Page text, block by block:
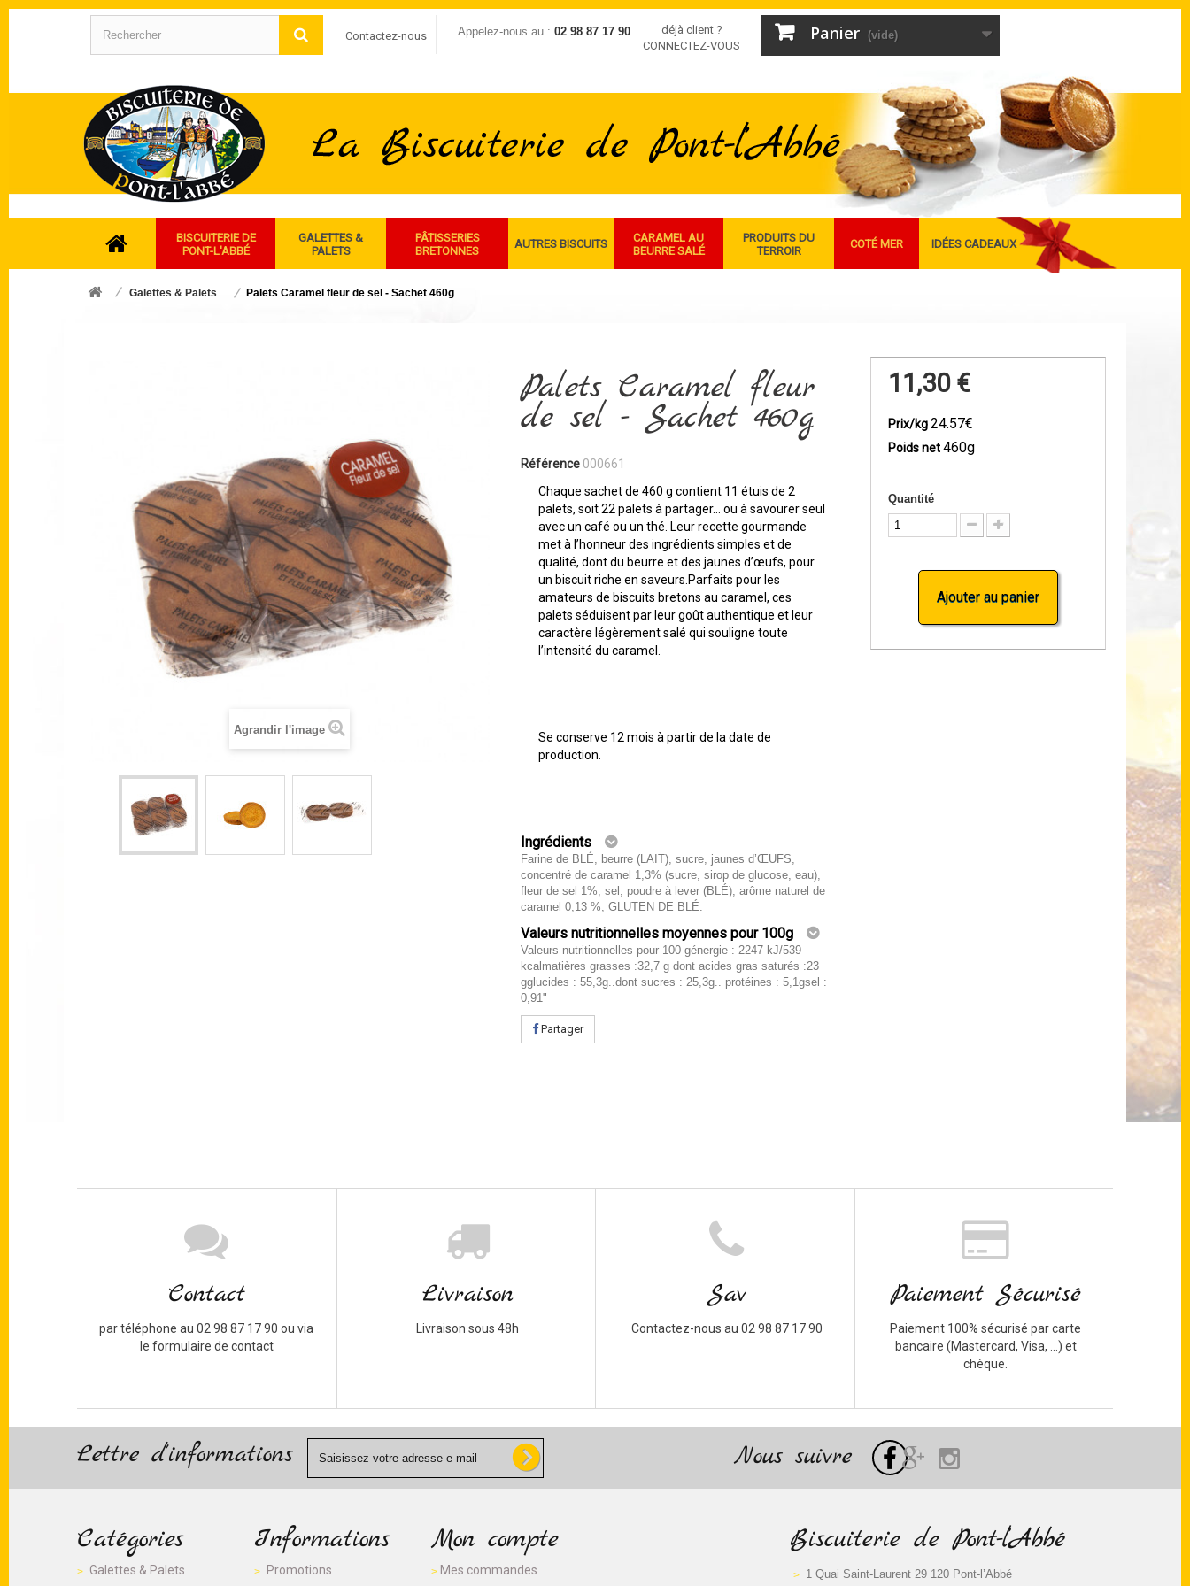
Contactez-nous Appelez-nous au : 02 98 87 17 90
déjà client ?
CONNECTEZ-VOUS
Panier (vide)
BISCUITERIE DE
PONT-L'ABBÉ
GALETTES &
PALETS
PÂTISSERIES
BRETONNES
AUTRES BISCUITS
CARAMEL AU
BEURRE SALÉ
PRODUITS DU
TERROIR
COTÉ MER IDÉES CADEAUX
Galettes & Palets Palets Caramel fleur de sel - Sachet 460g
Agrandir l'image
Palets Caramel fleur
de sel - Sachet 460g
Référence 000661
Chaque sachet de 460 g contient 11 étuis de 2
palets, soit 22 palets à partager… ou à savourer seul
avec un café ou un thé. Leur recette gourmande
met à l’honneur des ingrédients simples et de
qualité, dont du beurre et des jaunes d’œufs, pour
un biscuit riche en saveurs.Parfaits pour les
amateurs de biscuits bretons au caramel, ces
palets séduisent par leur goût authentique et leur
caractère légèrement salé qui souligne toute
l’intensité du caramel.
Se conserve 12 mois à partir de la date de
production.
Ingrédients
Farine de BLÉ, beurre (LAIT), sucre, jaunes d’ŒUFS,
concentré de caramel 1,3% (sucre, sirop de glucose, eau),
fleur de sel 1%, sel, poudre à lever (BLÉ), arôme naturel de
caramel 0,13 %, GLUTEN DE BLÉ.
Valeurs nutritionnelles moyennes pour 100g
Valeurs nutritionnelles pour 100 génergie : 2247 kJ/539
kcalmatières grasses :32,7 g dont acides gras saturés :23
gglucides : 55,3g..dont sucres : 25,3g.. protéines : 5,1gsel :
0,91"
Partager
11,30 €
Prix/kg24.57€
Poids net460g
Quantité
Ajouter au panier
Contact
par téléphone au 02 98 87 17 90 ou via
le formulaire de contact
Livraison
Livraison sous 48h
Sav
Contactez-nous au 02 98 87 17 90
Paiement Sécurisé
Paiement 100% sécurisé par carte
bancaire (Mastercard, Visa, ...) et
chèque.
Lettre d'informations Nous suivre
Catégories
Galettes & Palets
Informations
Promotions
Mon compte
Mes commandes
Biscuiterie de Pont-l’Abbé
1 Quai Saint-Laurent 29 120 Pont-l’Abbé